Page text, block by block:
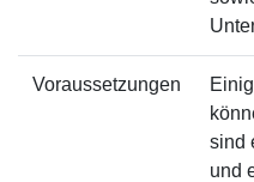
Voraussetzungen
sind
und